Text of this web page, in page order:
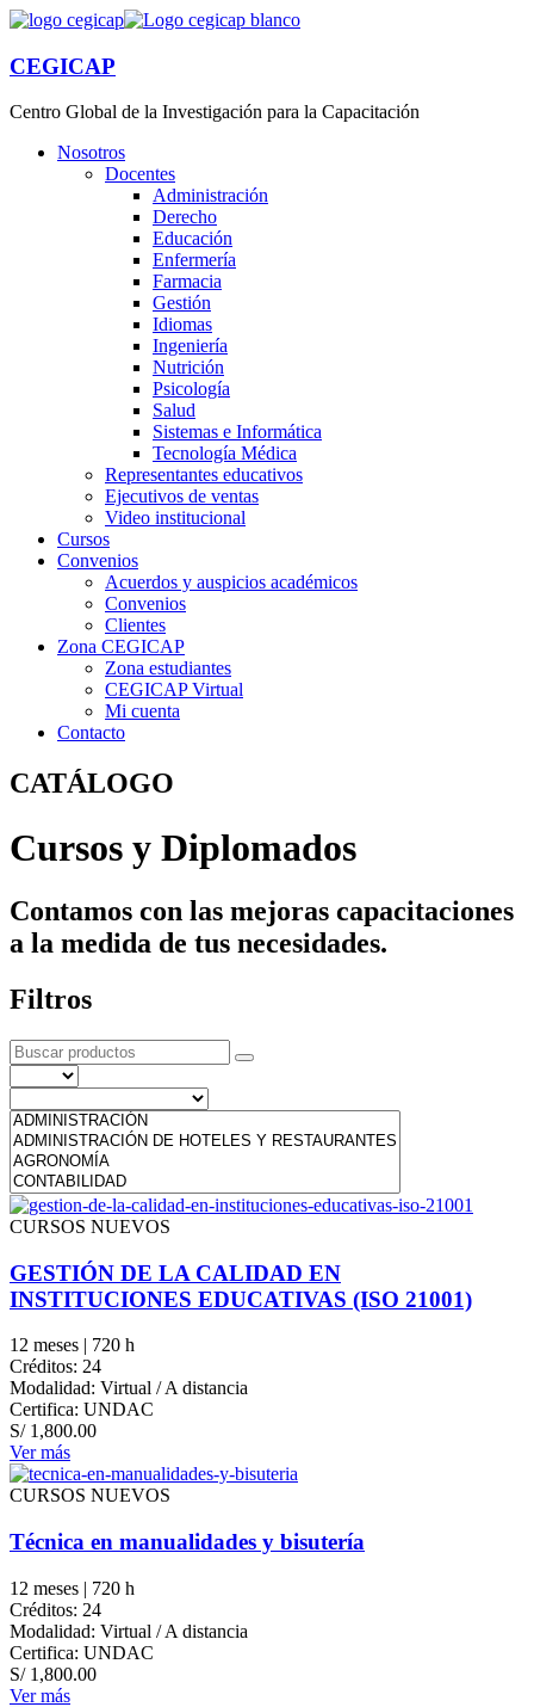
CEGICAP
Centro Global de la Investigación para la Capacitación
Nosotros
Docentes
Administración
Derecho
Educación
Enfermería
Farmacia
Gestión
Idiomas
Ingeniería
Nutrición
Psicología
Salud
Sistemas e Informática
Tecnología Médica
Representantes educativos
Ejecutivos de ventas
Video institucional
Cursos
Convenios
Acuerdos y auspicios académicos
Convenios
Clientes
Zona CEGICAP
Zona estudiantes
CEGICAP Virtual
Mi cuenta
Contacto
CATÁLOGO
Cursos y Diplomados
Contamos con las mejoras capacitaciones
a la medida de tus necesidades.
Filtros
CURSOS NUEVOS
GESTIÓN DE LA CALIDAD EN
INSTITUCIONES EDUCATIVAS (ISO 21001)
12 meses | 720 h
Créditos: 24
Modalidad: Virtual / A distancia
Certifica: UNDAC
S/1,800.00
Ver más
CURSOS NUEVOS
Técnica en manualidades y bisutería
12 meses | 720 h
Créditos: 24
Modalidad: Virtual / A distancia
Certifica: UNDAC
S/1,800.00
Ver más